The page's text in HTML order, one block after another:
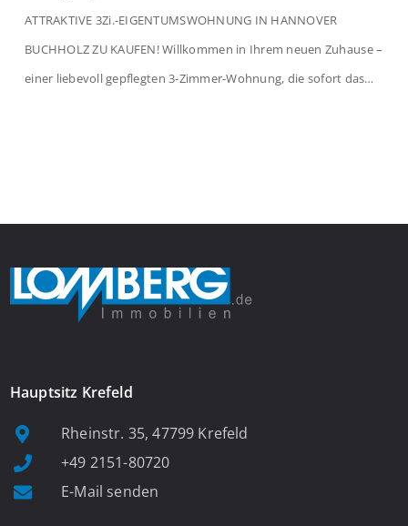
ATTRAKTIVE 3Zi.-EIGENTUMSWOHNUNG IN HANNOVER
BUCHHOLZ ZU KAUFEN! Willkommen in Ihrem neuen Zuhause –
einer liebevoll gepflegten 3-Zimmer-Wohnung, die sofort das
Hauptsitz Krefeld
Rheinstr. 35, 47799 Krefeld
+49 2151-80720
E-Mail senden